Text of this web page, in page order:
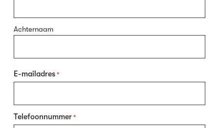
Achternaam
E-mailadres *
Telefoonnummer *